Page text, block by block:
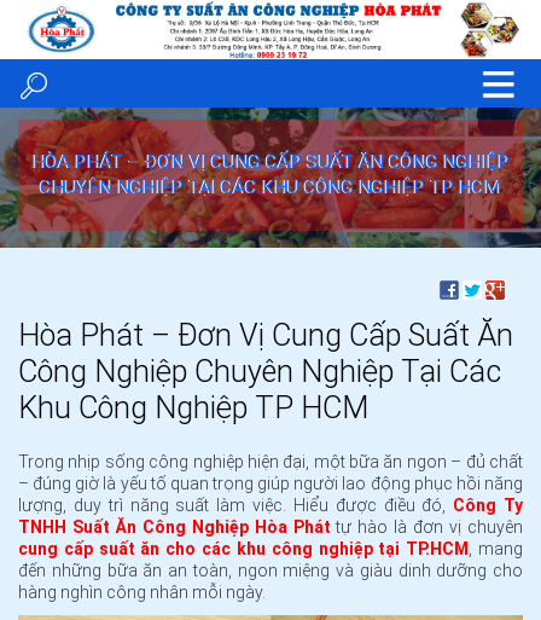
HÒA PHÁT – ĐƠN VỊ CUNG CẤP SUẤT ĂN CÔNG NGHIỆP
CHUYÊN NGHIỆP TẠI CÁC KHU CÔNG NGHIỆP TP HCM
Hòa Phát – Đơn Vị Cung Cấp Suất Ăn
Công Nghiệp Chuyên Nghiệp Tại Các
Khu Công Nghiệp TP HCM
Trong nhịp sống công nghiệp hiện đại, một bữa ăn ngon – đủ chất
– đúng giờ là yếu tố quan trọng giúp người lao động phục hồi năng
lượng, duy trì năng suất làm việc. Hiểu được điều đó, Công Ty
TNHH Suất Ăn Công Nghiệp Hòa Phát tự hào là đơn vị chuyên
cung cấp suất ăn cho các khu công nghiệp tại TP.HCM , mang
đến những bữa ăn an toàn, ngon miệng và giàu dinh dưỡng cho
hàng nghìn công nhân mỗi ngày.